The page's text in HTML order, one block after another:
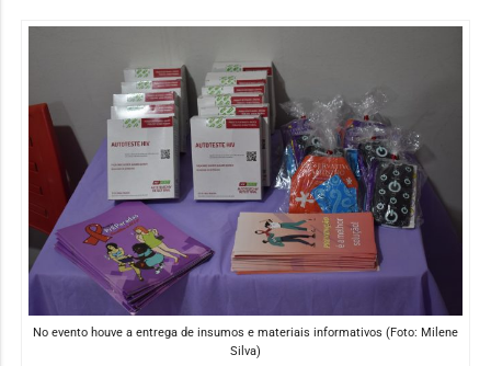
No evento houve a entrega de insumos e materiais informativos (Foto: Milene
Silva)